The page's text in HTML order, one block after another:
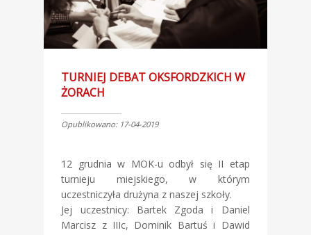
TURNIEJ DEBAT OKSFORDZKICH W
ŻORACH
Opublikowano: 17-04-2019
12 grudnia w MOK-u odbył się II etap
turnieju miejskiego, w którym
uczestniczyła drużyna z naszej szkoły.
Jej uczestnicy: Bartek Zgoda i Daniel
Marcisz z IIIc, Dominik Bartuś i Dawid